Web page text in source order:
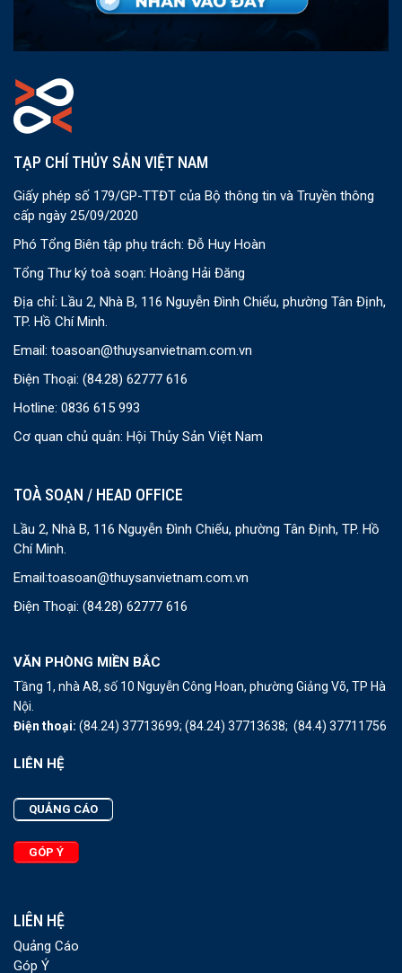
TẠP CHÍ THỦY SẢN VIỆT NAM
Giấy phép số 179/GP-TTĐT của Bộ thông tin và Truyền thông
cấp ngày 25/09/2020
Phó Tổng Biên tập phụ trách: Đỗ Huy Hoàn
Tổng Thư ký toà soạn: Hoàng Hải Đăng
Địa chỉ: Lầu 2, Nhà B, 116 Nguyễn Đình Chiểu, phường Tân Định,
TP. Hồ Chí Minh.
Email: toasoan@thuysanvietnam.com.vn
Điện Thoại: (84.28) 62777 616
Hotline: 0836 615 993
Cơ quan chủ quản: Hội Thủy Sản Việt Nam
TOÀ SOẠN / HEAD OFFICE
Lầu 2, Nhà B, 116 Nguyễn Đình Chiểu, phường Tân Định, TP. Hồ
Chí Minh.
Email:toasoan@thuysanvietnam.com.vn
Điện Thoại: (84.28) 62777 616
VĂN PHÒNG MIỀN BẮC
Tầng 1, nhà A8, số 10 Nguyễn Công Hoan, phường Giảng Võ, TP Hà
Nội.
Điện thoại: (84.24) 37713699; (84.24) 37713638; (84.4) 37711756
LIÊN HỆ
QUẢNG CÁO
GÓP Ý
LIÊN HỆ
Quảng Cáo
Góp Ý